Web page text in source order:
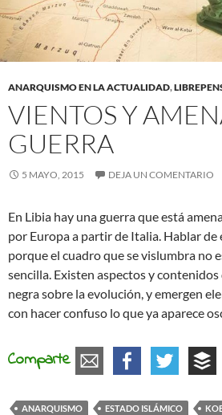
ANARQUISMO EN LA ACTUALIDAD,
VIENTOS Y
GUERRA
5 MAYO, 2015 DEJA UN COMENTARIO
En Libia hay una guerra que está
por Europa a partir de Italia. Hablar de
porque el cuadro que se vislumbra no
sencilla. Existen aspectos y
negra sobre la evolución, y emergen
con hacer confuso lo que ya aparece
Comparte
ANARQUISMO ESTADO ISLÁMICO